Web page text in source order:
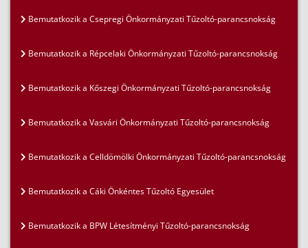
Bemutatkozik a Csepregi Önkormányzati Tűzoltó-parancsnokság
Bemutatkozik a Répcelaki Önkormányzati Tűzoltó-parancsnokság
Bemutatkozik a Kőszegi Önkormányzati Tűzoltó-parancsnokság
Bemutatkozik a Vasvári Önkormányzati Tűzoltó-parancsnokság
Bemutatkozik a Celldömölki Önkormányzati Tűzoltó-parancsnokság
Bemutatkozik a Cáki Önkéntes Tűzoltó Egyesület
Bemutatkozik a BPW Létesítményi Tűzoltó-parancsnokság